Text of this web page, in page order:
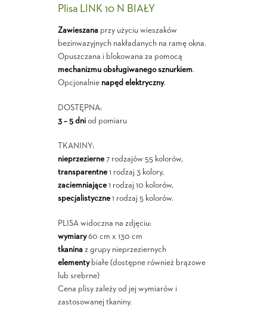
Plisa LINK 10 N BIAŁY
Zawieszanaprzy użyciu wieszaków
bezinwazyjnych nakładanych na ramę okna.
Opuszczana i blokowana za pomocą
mechanizmu obsługiwanego sznurkiem.
Opcjonalnie napęd elektryczny.
DOSTĘPNA:
3 – 5 dniod pomiaru
TKANINY:
nieprzezierne7 rodzajów 55 kolorów,
transparentne1 rodzaj 3 kolory,
zaciemniające1 rodzaj 10 kolorów,
specjalistyczne1 rodzaj 5 kolorów.
PLISA widoczna na zdjęciu:
wymiary60 cm x 130 cm
tkaninaz grupy nieprzeziernych
elementybiałe (dostępne również brązowe
lub srebrne)
Cena plisy zależy od jej wymiarów i
zastosowanej tkaniny.